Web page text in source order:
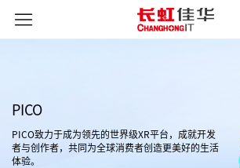
PICO
PICO致力于成为领先的世界级XR平台，成就开发
者与创作者，共同为全球消费者创造更美好的生活
体验。